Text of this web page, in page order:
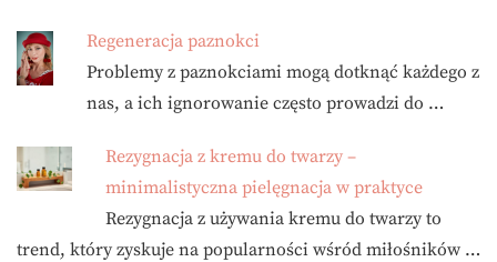
Regeneracja paznokci
Problemy z paznokciami mogą dotknąć każdego z
nas, a ich ignorowanie często prowadzi do …
Rezygnacja z kremu do twarzy –
minimalistyczna pielęgnacja w praktyce
Rezygnacja z używania kremu do twarzy to
trend, który zyskuje na popularności wśród miłośników …